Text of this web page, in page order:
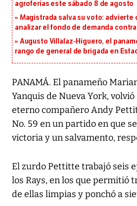
agroferias este sábado 8 de agosto
Magistrada salva su voto: advierte
analizar el fondo de demanda
Augusto Villalaz-Higuero, el
rango de general de brigada en
PANAMÁ. El panameño
Yanquis de Nueva York,
eterno compañero Andy
No. 59 en un partido en que
victoria y un salvamento,
El zurdo Pettitte trabajó seis
los Rays, en los que permitió
de ellas limpias y ponchó a